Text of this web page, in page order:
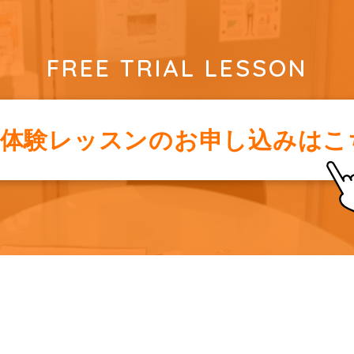
FREE TRIAL LESSON
験レッスンのお申し込みは